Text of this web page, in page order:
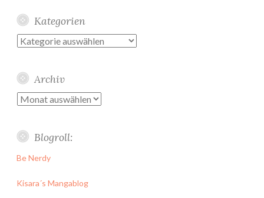
Kategorien
Kategorien
Archiv
Archiv
Blogroll:
Be Nerdy
Kisara´s Mangablog